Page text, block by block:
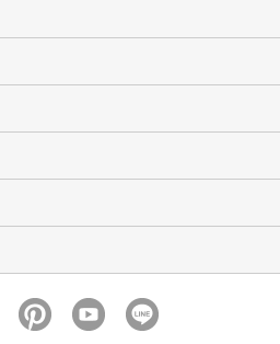
タ-」
ス「Crear -クレア-」
ノベ
のリフォーム・リノベ
イコーハウジング
第4期分譲中
報告書